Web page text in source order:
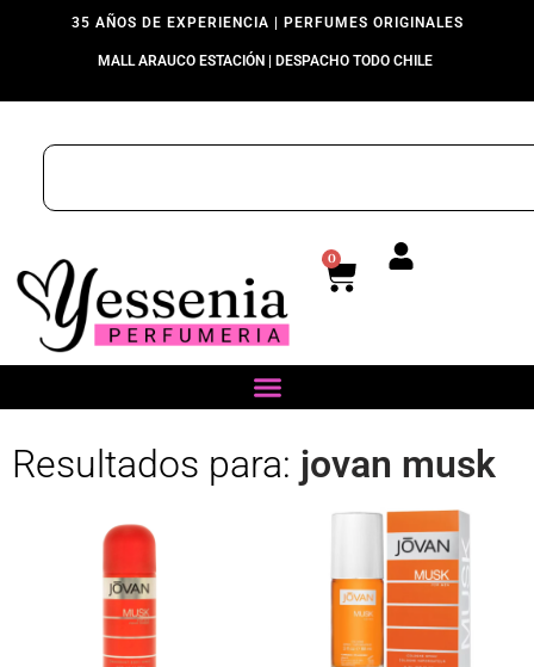
35 AÑOS DE EXPERIENCIA | PERFUMES ORIGINALES
MALL ARAUCO ESTACIÓN | DESPACHO TODO CHILE
0
Resultados para: jovan musk